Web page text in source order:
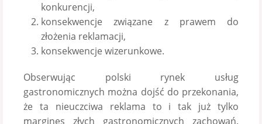
konkurencji,
konsekwencje związane z prawem do
złożenia reklamacji,
konsekwencje wizerunkowe.
Obserwując polski rynek usług
gastronomicznych można dojść do przekonania,
że ta nieuczciwa reklama to i tak już tylko
margines złych gastronomicznych zachowań.